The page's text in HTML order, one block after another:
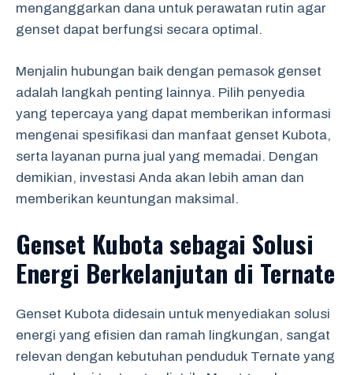
menganggarkan dana untuk perawatan rutin agar
genset dapat berfungsi secara optimal.
Menjalin hubungan baik dengan pemasok genset
adalah langkah penting lainnya. Pilih penyedia
yang tepercaya yang dapat memberikan informasi
mengenai spesifikasi dan manfaat genset Kubota,
serta layanan purna jual yang memadai. Dengan
demikian, investasi Anda akan lebih aman dan
memberikan keuntungan maksimal.
Genset Kubota sebagai Solusi
Energi Berkelanjutan di Ternate
Genset Kubota didesain untuk menyediakan solusi
energi yang efisien dan ramah lingkungan, sangat
relevan dengan kebutuhan penduduk Ternate yang